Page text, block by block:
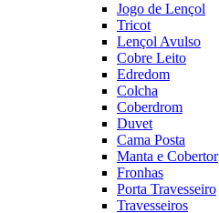
Jogo de Lençol
Tricot
Lençol Avulso
Cobre Leito
Edredom
Colcha
Coberdrom
Duvet
Cama Posta
Manta e Cobertor
Fronhas
Porta Travesseiro
Travesseiros